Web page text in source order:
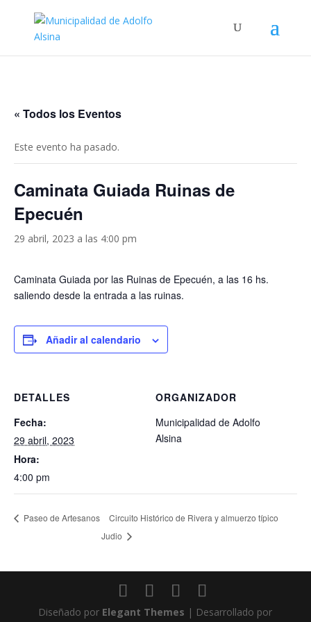
« Todos los Eventos
Este evento ha pasado.
Caminata Guiada Ruinas de
Epecuén
29 abril, 2023 a las 4:00 pm
Caminata Guiada por las Ruinas de Epecuén, a las 16 hs.
saliendo desde la entrada a las ruinas.
Añadir al calendario
DETALLES
Fecha:
29 abril, 2023
Hora:
4:00 pm
ORGANIZADOR
Municipalidad de Adolfo
Alsina
Paseo de Artesanos
Circuito Histórico de Rivera y almuerzo típico
Judio
Diseñado por Elegant Themes | Desarrollado por